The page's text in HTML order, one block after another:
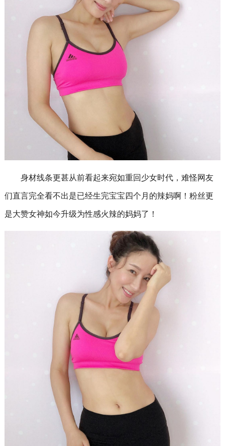
身材线条更甚从前看起来宛如重回少女时代，难怪网友
们直言完全看不出是已经生完宝宝四个月的辣妈啊！粉丝更
是大赞女神如今升级为性感火辣的妈妈了！